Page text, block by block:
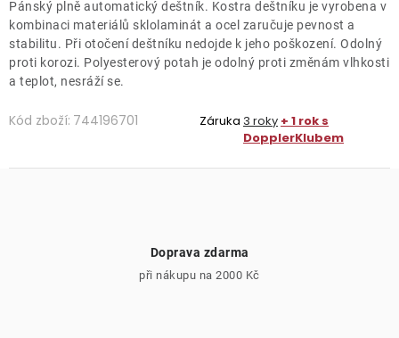
Pánský plně automatický deštník. Kostra deštníku je vyrobena v
kombinaci materiálů sklolaminát a ocel zaručuje pevnost a
stabilitu. Při otočení deštníku nedojde k jeho poškození. Odolný
proti korozi. Polyesterový potah je odolný proti změnám vlhkosti
a teplot, nesráží se.
Kód zboží: 744196701 Záruka 3 roky + 1 rok s
DopplerKlubem
Doprava zdarma
při nákupu na 2000 Kč